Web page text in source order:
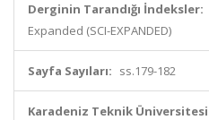
Derginin Tarandığı İndeksler:
Expanded (SCI-EXPANDED)
Sayfa Sayıları: ss.179-182
Karadeniz Teknik